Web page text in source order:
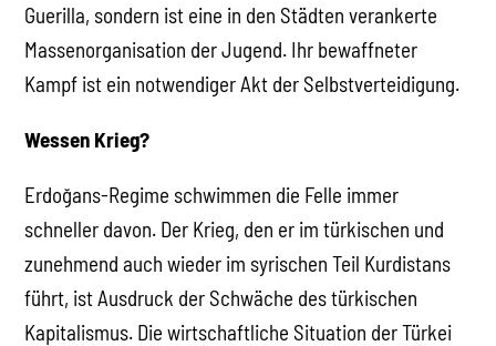
Guerilla, sondern ist eine in den Städten verankerte
Massenorganisation der Jugend. Ihr bewaffneter
Kampf ist ein notwendiger Akt der Selbstverteidigung.
Wessen Krieg?
Erdoğans-Regime schwimmen die Felle immer
schneller davon. Der Krieg, den er im türkischen und
zunehmend auch wieder im syrischen Teil Kurdistans
führt, ist Ausdruck der Schwäche des türkischen
Kapitalismus. Die wirtschaftliche Situation der Türkei